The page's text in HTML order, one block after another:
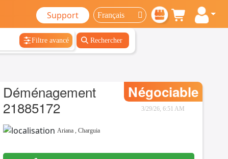
Support
Filtre avancé Rechercher
Déménagement
21885172
Négociable
3/29/26, 6:51 AM
Ariana ,Charguia